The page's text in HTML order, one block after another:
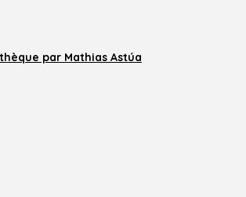
par Mathias Astúa